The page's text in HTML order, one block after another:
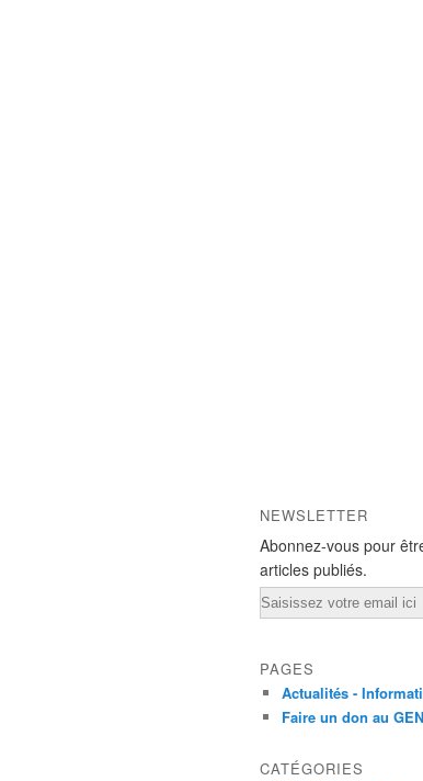
NEWSLETTER
Abonnez-vous pour
articles publiés.
Email
PAGES
Actualités -
Faire un don au
CATÉGORIES